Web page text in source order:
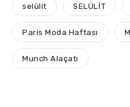
selülit SELÜLİT
Paris Moda Haftası
Munch Alaçatı